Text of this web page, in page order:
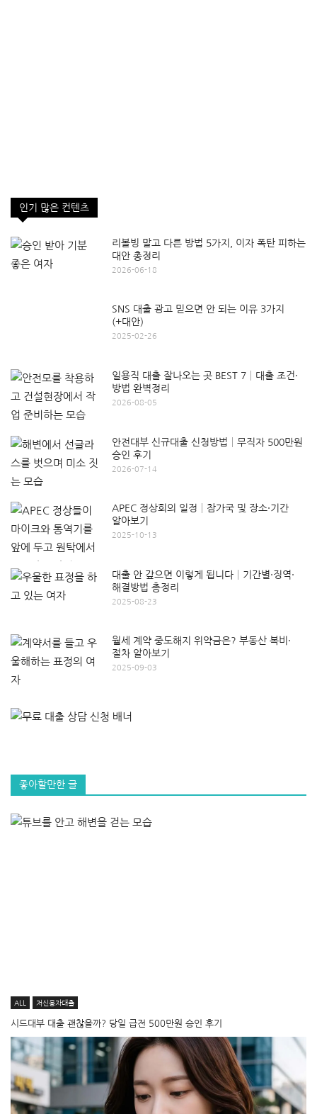
인기 많은 컨텐츠
리볼빙 말고 다른 방법 5가지, 이자 폭탄 피하는
대안 총정리
2026-06-18
SNS 대출 광고 믿으면 안 되는 이유 3가지
(+대안)
2025-02-26
일용직 대출 잘나오는 곳 BEST 7│대출 조건·
방법 완벽정리
2026-08-05
안전대부 신규대출 신청방법│무직자 500만원
승인 후기
2026-07-14
APEC 정상회의 일정│참가국 및 장소·기간
알아보기
2025-10-13
대출 안 갚으면 이렇게 됩니다│기간별·징역·
해결방법 총정리
2025-08-23
월세 계약 중도해지 위약금은? 부동산 복비·
절차 알아보기
2025-09-03
좋아할만한 글
ALL 저신용자대출
시드대부 대출 괜찮을까? 당일 급전 500만원 승인 후기